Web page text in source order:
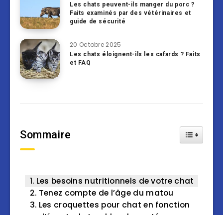
Les chats peuvent-ils manger du porc ?
Faits examinés par des vétérinaires et
guide de sécurité
20 Octobre 2025
Les chats éloignent-ils les cafards ? Faits
et FAQ
Sommaire Toggle
Les besoins nutritionnels de votre chat
Tenez compte de l’âge du matou
Les croquettes pour chat en fonction